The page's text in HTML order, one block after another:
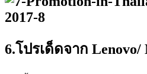
6.โปรเด็ดจาก Lenovo/